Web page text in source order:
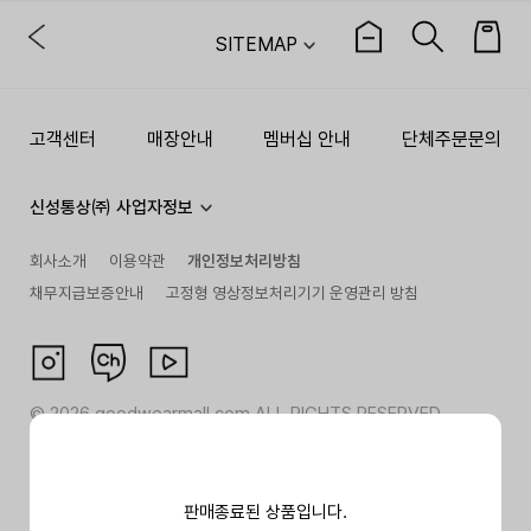
판매종료된 상품입니다.
SITEMAP
고객센터 매장안내 멤버십 안내 단체주문문의
신성통상㈜ 사업자정보
회사소개 이용약관
개인정보처리방침
채무지급보증안내
고정형 영상정보처리기기 운영관리 방침
©2026goodwearmall.com ALL RIGHTS RESERVED